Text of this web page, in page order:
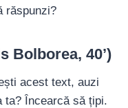
răspunzi?
Bolborea, 40’)
acest text, auzi
ta? Încearcă să țipi.